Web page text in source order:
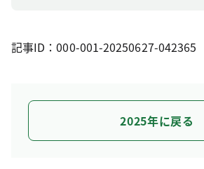
記事ID：000-001-20250627-042365
2025年に戻る